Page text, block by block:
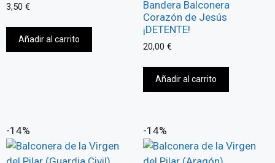
3,50 €
Añadir al carrito
Bandera Balconera
Corazón de Jesús
¡DETENTE!
20,00 €
Añadir al carrito
-14% -14%